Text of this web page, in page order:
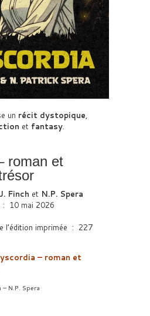
un récit dystopique,
et fantasy.
roman et
Finch et N.P. Spera
Date de publication ‏ : ‎ 10 mai 2026
imprimée ‏ : ‎ 227
– roman et
– N.P. Spera